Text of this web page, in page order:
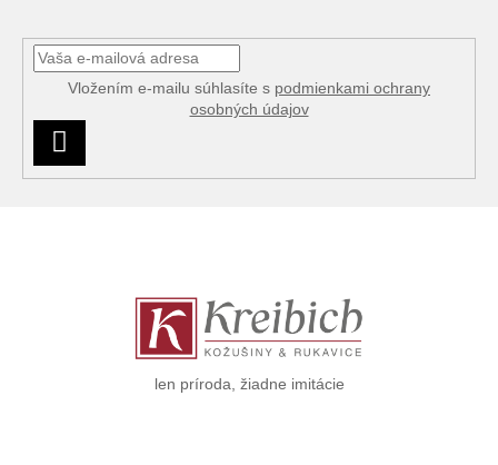
Vložením e-mailu súhlasíte s podmienkami ochrany
osobných údajov
SA
len príroda, žiadne imitácie